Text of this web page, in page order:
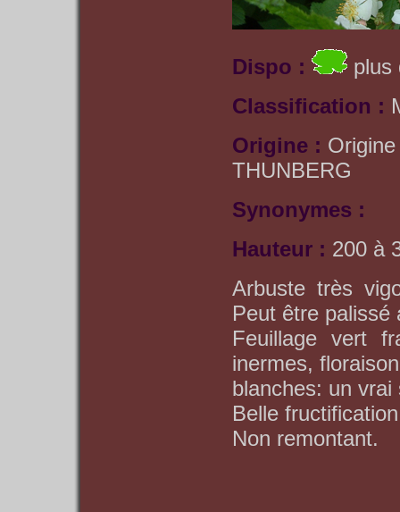
Dispo :
plus
Classification :
Origine :
THUNBERG
Synonymes :
Hauteur : 200 à
Arbuste très
Peut être palissé
Feuillage vert
inermes,
blanches: un vrai
Belle
Non remontant.